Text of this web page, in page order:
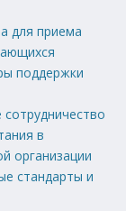
для приема
поддержки
в
организации
стандарты и